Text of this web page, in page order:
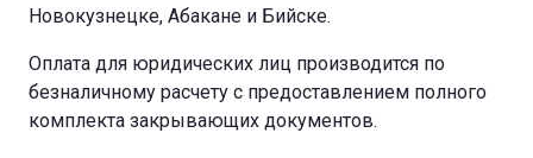
Новокузнецке, Абакане и Бийске.
Оплата для юридических лиц производится по
безналичному расчету с предоставлением полного
комплекта закрывающих документов.